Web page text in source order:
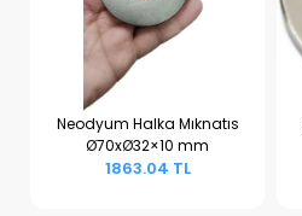
Sepete Ekle
Neodyum Halka Mıknatıs
Ø70xØ32×10 mm
1863.04 TL